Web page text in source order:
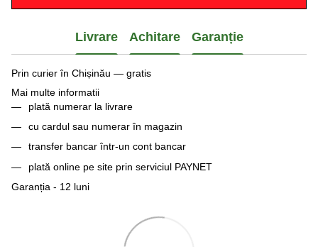
Livrare Achitare Garanție
Prin curier în Chișinău — gratis
Mai multe informatii
plată numerar la livrare
cu cardul sau numerar în magazin
transfer bancar într-un cont bancar
plată online pe site prin serviciul PAYNET
Garanția - 12 luni